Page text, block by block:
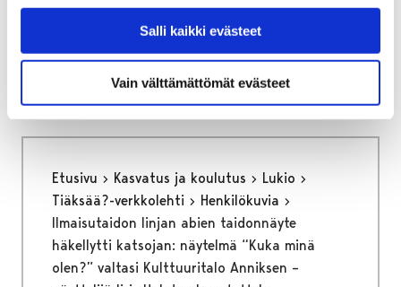
Salli kaikki evästeet
Vain välttämättömät evästeet
kirjailijavieraana Niilo
Sevänen
Etusivu Kasvatus ja koulutus
Lukio
Tiäksää?-verkkolehti
Henkilökuvia
Ilmaisutaidon linjan abien taidonnäyte
häkellytti katsojan: näytelmä “Kuka minä
olen?” valtasi Kulttuuritalo Anniksen –